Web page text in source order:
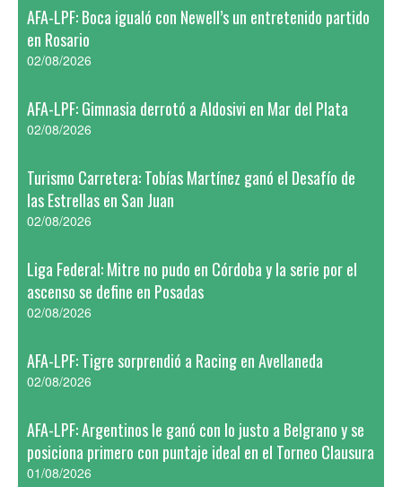
AFA-LPF: Boca igualó con Newell’s un entretenido partido
en Rosario
02/08/2026
AFA-LPF: Gimnasia derrotó a Aldosivi en Mar del Plata
02/08/2026
Turismo Carretera: Tobías Martínez ganó el Desafío de
las Estrellas en San Juan
02/08/2026
Liga Federal: Mitre no pudo en Córdoba y la serie por el
ascenso se define en Posadas
02/08/2026
AFA-LPF: Tigre sorprendió a Racing en Avellaneda
02/08/2026
AFA-LPF: Argentinos le ganó con lo justo a Belgrano y se
posiciona primero con puntaje ideal en el Torneo Clausura
01/08/2026